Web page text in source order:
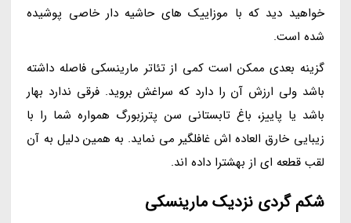
خواهید دید که با موزاییک های حاشیه دار خاصی پوشیده
شده است.
گزینه بعدی ممکن است کمی از تئاتر مارینسکی فاصله داشته
باشد ولی ارزش آن را دارد که سراغش بروید. فرقی ندارد بهار
باشد یا پاییز، باغ تابستانی سن پترزبورگ همواره شما را با
زیبایی خارق العاده اش غافلگیر می نماید. به همین دلیل به آن
لقب قطعه ای از بهشترا داده اند.
شکم گردی نزدیک مارینسکی